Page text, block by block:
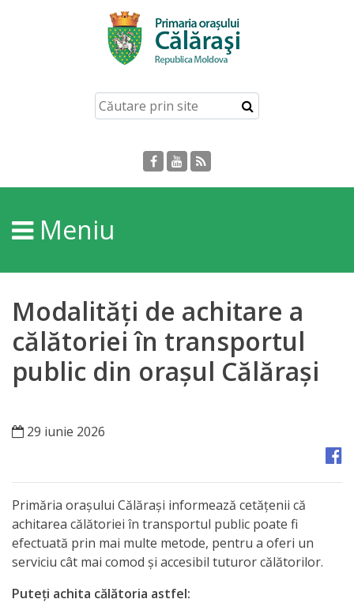
Despre
Orașului
Personalități
Regulamente
Orașe
înfrățite
Strategii
de
Stat
al
Actelor
Meniu
Modalități de achitare a
călătoriei în transportul
public din orașul Călărași
29 iunie 2026
Primăria orașului Călărași informează cetățenii că
achitarea călătoriei în transportul public poate fi
efectuată prin mai multe metode, pentru a oferi un
serviciu cât mai comod și accesibil tuturor călătorilor.
Puteți achita călătoria astfel: